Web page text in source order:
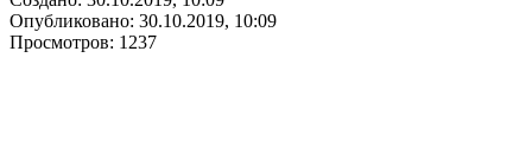
Опубликовано: 30.10.2019, 10:09
Просмотров: 1237